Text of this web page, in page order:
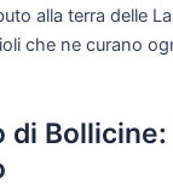
alla terra delle
che ne curano
di